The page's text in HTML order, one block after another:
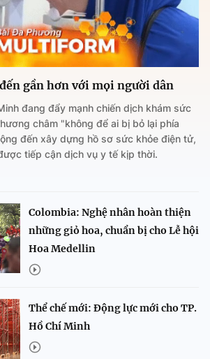
gần hơn với mọi người dân
đang đẩy mạnh chiến dịch khám sức
châm "không để ai bị bỏ lại phía
đến xây dựng hồ sơ sức khỏe điện tử,
tiếp cận dịch vụ y tế kịp thời.
Colombia: Nghệ nhân hoàn thiện
những giỏ hoa, chuẩn bị cho Lễ hội
Hoa Medellin
Thể chế mới: Động lực mới cho TP.
Hồ Chí Minh